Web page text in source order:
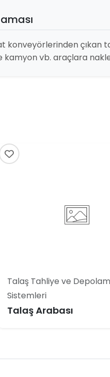
konveyörlerinden çıkan
kamyon vb. araçlara
Talaş Tahliye ve
Sistemleri
Talaş Arabası